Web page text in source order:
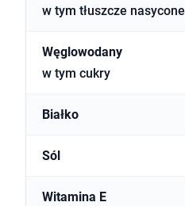
w tym tłuszcze nasycone
Węglowodany
w tym cukry
Białko
Sól
Witamina E